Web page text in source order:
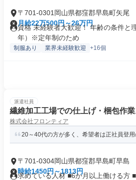
〒701-0301岡山県都窪郡早島町矢尾
月給22万500円～26万円
資格 未経験者大歓迎！ 年齢の条件と
年）※定年制のため
制服あり 業界未経験歓迎 +16個
派遣社員
繊維加工工場での仕上げ・梱包作
株式会社フロンティア
20～40代の方が多く、希望者は正社員登
〒701-0304岡山県都窪郡早島町早島
時給1450円～1813円
求めている人材 ■6か月以上働ける方